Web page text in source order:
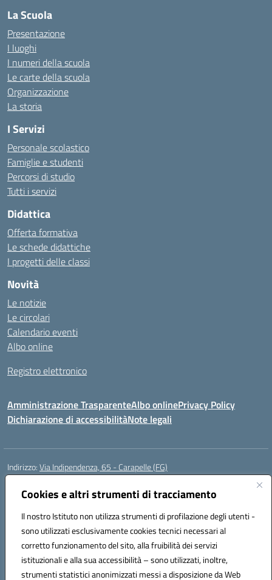
Cookies e altri strumenti di tracciamento
Il nostro Istituto non utilizza strumenti di profilazione degli utenti -
sono utilizzati esclusivamente cookies tecnici necessari al
corretto funzionamento del sito, alla fruibilità dei servizi
istituzionali e alla sua accessibilità – sono utilizzati, inoltre,
strumenti statistici anonimizzati messi a disposizione da Web
La Scuola
Presentazione
I luoghi
I numeri della scuola
Le carte della scuola
Organizzazione
La storia
I Servizi
Personale scolastico
Famiglie e studenti
Percorsi di studio
Tutti i servizi
Didattica
Offerta formativa
Le schede didattiche
I progetti delle classi
Novità
Le notizie
Le circolari
Calendario eventi
Albo online
Registro elettronico
Amministrazione TrasparenteAlbo onlinePrivacy Policy
Dichiarazione di accessibilitàNote legali
Indirizzo:Via Indipendenza, 65 - Carapelle (FG)
Centralino:
Posta elettronica certificata (PEC):fgic822001@pec.istruzione.it
Codice fiscale: 90015720718
Codice meccanografico:FGIC822001
Codice Indice delle Pubbliche Amministrazioni (IPA): istsc_fgic822001
Codice unico di fatturazione (CUF): UFSLF2